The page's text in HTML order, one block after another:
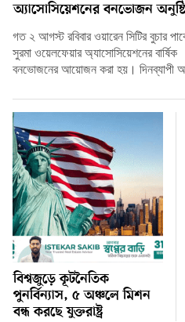
অ্যাসোসিয়েশনের বনভোজন
গত ২ আগস্ট রবিবার ওয়ারেন সিটির বুচার
সুরমা ওয়েলফেয়ার অ্যাসোসিয়েশনের বার্ষিক
বনভোজনের আয়োজন করা হয়। দিনব্যাপী
বিশ্বজুড়ে কূটনৈতিক
পুনর্বিন্যাস, ৫ অঞ্চলে মিশন
বন্ধ করছে যুক্তরাষ্ট্র